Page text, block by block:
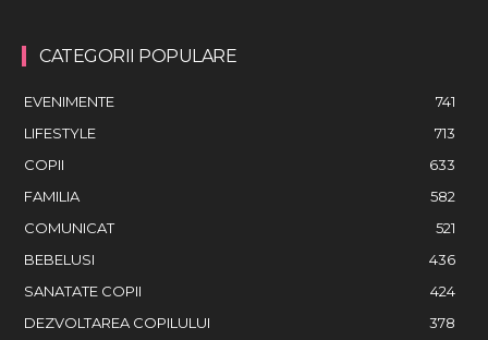
CATEGORII POPULARE
EVENIMENTE
741
LIFESTYLE
713
COPII
633
FAMILIA
582
COMUNICAT
521
BEBELUSI
436
SANATATE COPII
424
DEZVOLTAREA COPILULUI
378